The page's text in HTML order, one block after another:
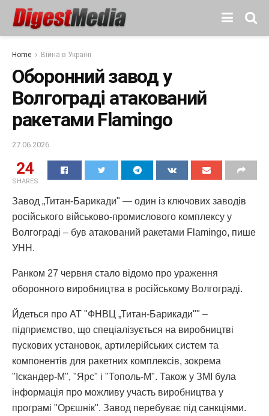
Home Війна в Україні
Оборонний завод у
Волгограді атакований
ракетами Flamingo
27.06.2026
24
SHARES
Завод „Титан-Барикади" — один із ключових заводів
російського військово-промислового комплексу у
Волгограді – був атакований ракетами Flamingo, пише
УНН.
Ранком 27 червня стало відомо про ураження
оборонного виробництва в російському Волгограді.
Йдеться про АТ "ФНВЦ „Титан-Барикади"" –
підприємство, що спеціалізується на виробництві
пускових установок, артилерійських систем та
компонентів для ракетних комплексів, зокрема
"Іскандер-М", "Ярс" і "Тополь-М". Також у ЗМІ була
інформація про можливу участь виробництва у
програмі "Орєшнік". Завод перебуває під санкціями.